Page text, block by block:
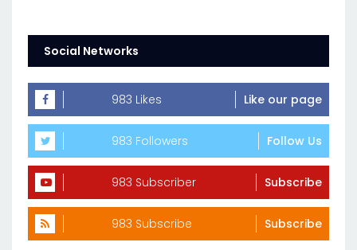
Social Networks
983 Likes Like our page
983 Followers Follow Us
983 Subscriber Subscribe
983 Subscribe Subscribe